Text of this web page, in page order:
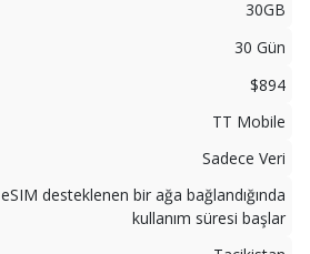
30GB
30 Gün
$894
TT Mobile
Sadece Veri
eSIM desteklenen bir ağa bağlandığında
kullanım süresi başlar